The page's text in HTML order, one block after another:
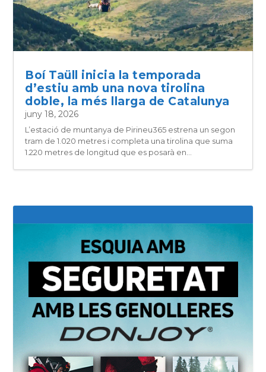
Boí Taüll inicia la temporada
d’estiu amb una nova tirolina
doble, la més llarga de Catalunya
juny 18, 2026
L’estació de muntanya de Pirineu365 estrena un segon
tram de 1.020 metres i completa una tirolina que suma
1.220 metres de longitud que es posarà en...